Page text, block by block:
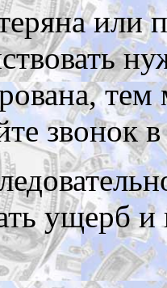
или
звонок
ущерб и